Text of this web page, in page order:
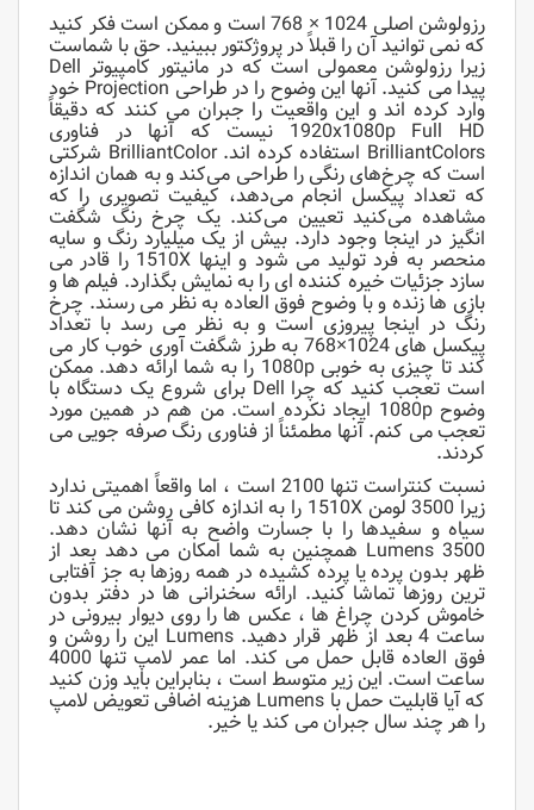
رزولوشن اصلی 1024 × 768 است و ممکن است فکر کنید
که نمی توانید آن را قبلاً در پروژکتور ببینید. حق با شماست
زیرا رزولوشن معمولی است که در مانیتور کامپیوتر Dell
پیدا می کنید. آنها این وضوح را در طراحی Projection خود
وارد کرده اند و این واقعیت را جبران می کنند که دقیقاً
1920x1080p Full HD نیست که آنها در فناوری
BrilliantColors استفاده کرده اند. BrilliantColor شرکتی
است که چرخ‌های رنگی را طراحی می‌کند و به همان اندازه
که تعداد پیکسل انجام می‌دهد، کیفیت تصویری را که
مشاهده می‌کنید تعیین می‌کند. یک چرخ رنگ شگفت
انگیز در اینجا وجود دارد. بیش از یک میلیارد رنگ و سایه
منحصر به فرد تولید می شود و اینها 1510X را قادر می
سازد جزئیات خیره کننده ای را به نمایش بگذارد. فیلم ها و
بازی ها زنده و با وضوح فوق العاده به نظر می رسند. چرخ
رنگ در اینجا پیروزی است و به نظر می رسد با تعداد
پیکسل های 1024×768 به طرز شگفت آوری خوب کار می
کند تا چیزی به خوبی 1080p را به شما ارائه دهد. ممکن
است تعجب کنید که چرا Dell برای شروع یک دستگاه با
وضوح 1080p ایجاد نکرده است. من هم در همین مورد
تعجب می کنم. آنها مطمئناً از فناوری رنگ صرفه جویی می
کردند.
نسبت کنتراست تنها 2100 است ، اما واقعاً اهمیتی ندارد
زیرا 3500 لومن 1510X را به اندازه کافی روشن می کند تا
سیاه و سفیدها را با جسارت واضح به آنها نشان دهد.
3500 Lumens همچنین به شما امکان می دهد بعد از
ظهر بدون پرده یا پرده کشیده در همه روزها به جز آفتابی
ترین روزها تماشا کنید. ارائه سخنرانی ها در دفتر بدون
خاموش کردن چراغ ها ، عکس ها را روی دیوار بیرونی در
ساعت 4 بعد از ظهر قرار دهید. Lumens این را روشن و
فوق العاده قابل حمل می کند. اما عمر لامپ تنها 4000
ساعت است. این زیر متوسط ​​است ، بنابراین باید وزن کنید
که آیا قابلیت حمل با Lumens هزینه اضافی تعویض لامپ
را هر چند سال جبران می کند یا خیر.